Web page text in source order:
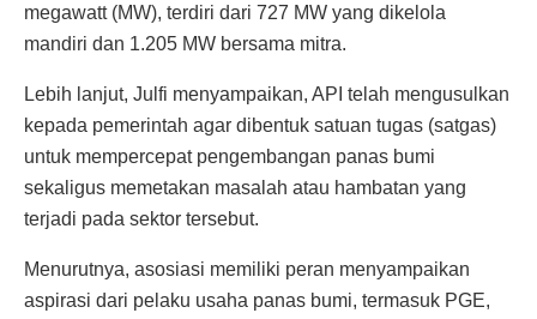
megawatt (MW), terdiri dari 727 MW yang dikelola
mandiri dan 1.205 MW bersama mitra.
Lebih lanjut, Julfi menyampaikan, API telah mengusulkan
kepada pemerintah agar dibentuk satuan tugas (satgas)
untuk mempercepat pengembangan panas bumi
sekaligus memetakan masalah atau hambatan yang
terjadi pada sektor tersebut.
Menurutnya, asosiasi memiliki peran menyampaikan
aspirasi dari pelaku usaha panas bumi, termasuk PGE,